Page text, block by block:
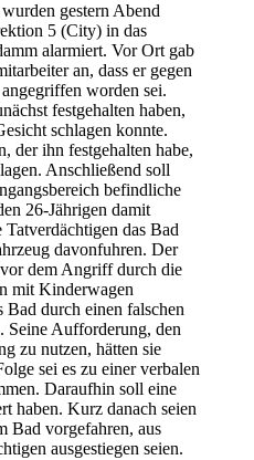
gestern Abend
5 (City) in das
alarmiert. Vor Ort gab
an, dass er gegen
worden sei.
festgehalten haben,
schlagen konnte.
der ihn festgehalten habe,
Anschließend soll
befindliche
26-Jährigen damit
das Bad
davonfuhren. Der
dem Angriff durch die
mit Kinderwagen
Bad durch einen falschen
Seine Aufforderung, den
zu nutzen, hätten sie
sei es zu einer verbalen
Daraufhin soll eine
haben. Kurz danach seien
Bad vorgefahren, aus
ausgestiegen seien.